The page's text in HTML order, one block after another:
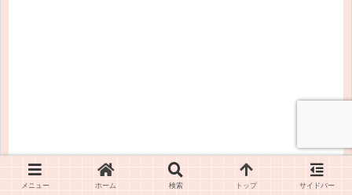
メニュー ホーム 検索 トップ サイドバー